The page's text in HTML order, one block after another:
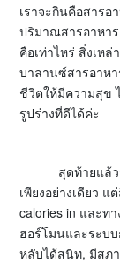
เราจะกินคือสารอ
ปริมาณสารอาหาร
คือเท่าไหร่ สิ่งเหล่
บาลานซ์สารอาหา
ชีวิตให้มีความสุข
รูปร่างที่ดีได้ค่ะ
สุดท้ายแล้วกา
เพียงอย่างเดียว แ
calories in และท
ฮอร์โมนและระบ
หลับได้สนิท, มีสภ